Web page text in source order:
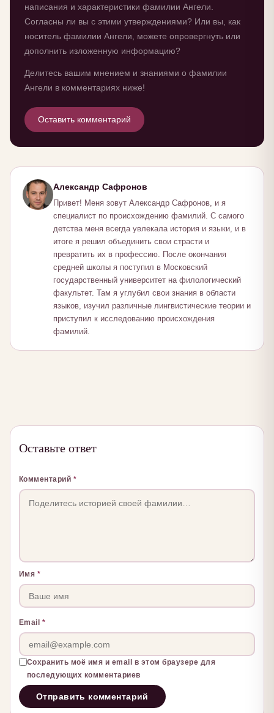
написания и характеристики фамилии Ангели.
Согласны ли вы с этими утверждениями? Или вы, как
носитель фамилии Ангели, можете опровергнуть или
дополнить изложенную информацию?
Делитесь вашим мнением и знаниями о фамилии
Ангели в комментариях ниже!
Оставить комментарий
Александр Сафронов
Привет! Меня зовут Александр Сафронов, и я
специалист по происхождению фамилий. С самого
детства меня всегда увлекала история и языки, и в
итоге я решил объединить свои страсти и
превратить их в профессию. После окончания
средней школы я поступил в Московский
государственный университет на филологический
факультет. Там я углубил свои знания в области
языков, изучил различные лингвистические теории и
приступил к исследованию происхождения
фамилий.
Оставьте ответ
Комментарий *
Имя *
Email *
Сохранить моё имя и email в этом браузере для
последующих комментариев